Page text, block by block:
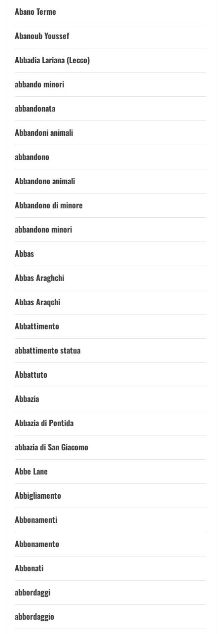
Abano Terme
Abanoub Youssef
Abbadia Lariana (Lecco)
abbando minori
abbandonata
Abbandoni animali
abbandono
Abbandono animali
Abbandono di minore
abbandono minori
Abbas
Abbas Araghchi
Abbas Araqchi
Abbattimento
abbattimento statua
Abbattuto
Abbazia
Abbazia di Pontida
abbazia di San Giacomo
Abbe Lane
Abbigliamento
Abbonamenti
Abbonamento
Abbonati
abbordaggi
abbordaggio